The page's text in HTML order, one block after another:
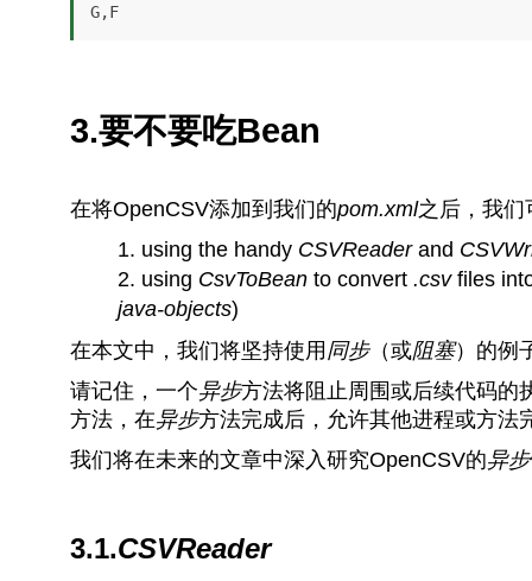
G,F
3.要不要吃Bean
在将OpenCSV添加到我们的pom.xml之后，我们
using the handy CSVReaderand
using CsvToBeanto convert .csvfiles
java-objects)
在本文中，我们将坚持使用 同步（或阻塞）的例
请记住，一个异步方法将阻止周围或后续代码的
方法，在异步方法完成后，允许其他进程或方法
我们将在未来的文章中深入研究OpenCSV的异步
3.1.CSVReader